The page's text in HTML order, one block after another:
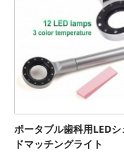
ポータブル歯科用LEDシ
ドマッチングライト